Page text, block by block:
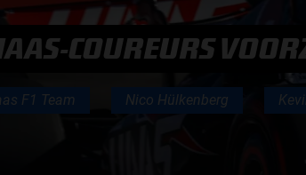
COUREURS
F1 Team Nico Hülkenberg
BELUISTEREN?
F1 AAN TAFEL